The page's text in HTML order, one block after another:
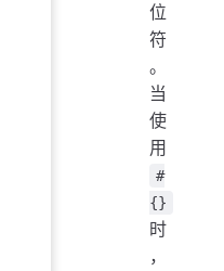
位
符
。
当
使
用
#
{}
时
，